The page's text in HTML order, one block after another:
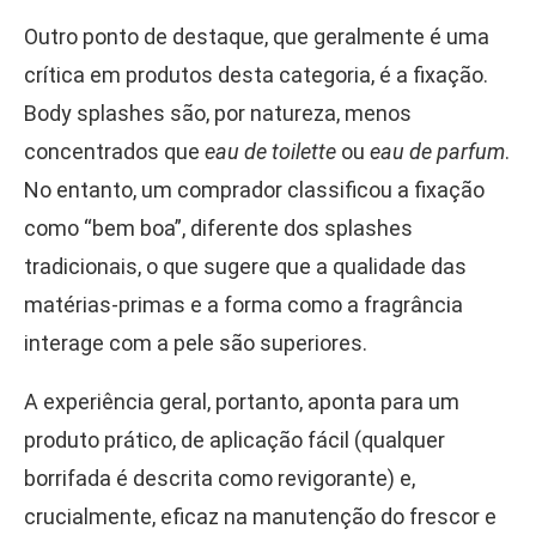
Outro ponto de destaque, que geralmente é uma
crítica em produtos desta categoria, é a fixação.
Body splashes são, por natureza, menos
concentrados que eau de toilette ou eau de parfum.
No entanto, um comprador classificou a fixação
como “bem boa”, diferente dos splashes
tradicionais, o que sugere que a qualidade das
matérias-primas e a forma como a fragrância
interage com a pele são superiores.
A experiência geral, portanto, aponta para um
produto prático, de aplicação fácil (qualquer
borrifada é descrita como revigorante) e,
crucialmente, eficaz na manutenção do frescor e